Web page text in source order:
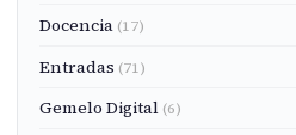
Docencia (17)
Entradas (71)
Gemelo Digital (6)